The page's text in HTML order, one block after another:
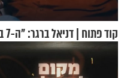
קוד פתוח | דניאל ברגר: "ה-7 באוקטובר גרם לי לחפש תשובות"